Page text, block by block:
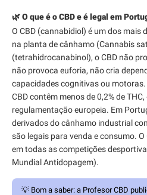
🌿 O que é o CBD e é legal em
O CBD (cannabidiol) é um dos mais
na planta de cânhamo (Cannabis
(tetrahidrocanabinol), o CBD não
não provoca euforia, não cria
capacidades cognitivas ou
CBD contêm menos de 0,2% de
regulamentação europeia. Em
derivados do cânhamo industrial
são legais para venda e consumo.
em todas as competições
Mundial Antidopagem).
💡 Bom a saber: a Profesor CBD